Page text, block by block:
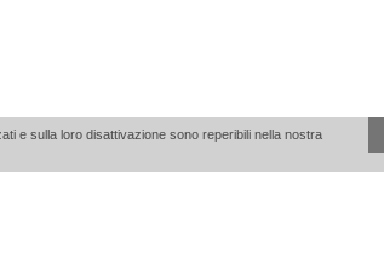
e sulla loro disattivazione sono reperibili nella nostra